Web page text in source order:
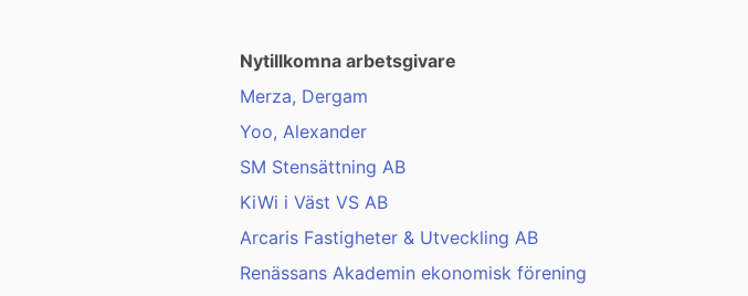
Nytillkomna arbetsgivare
Merza, Dergam
Yoo, Alexander
SM Stensättning AB
KiWi i Väst VS AB
Arcaris Fastigheter & Utveckling AB
Renässans Akademin ekonomisk förening